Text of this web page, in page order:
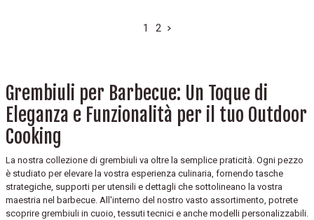
1 2
Grembiuli per Barbecue: Un Toque di
Eleganza e Funzionalità per il tuo Outdoor
Cooking
La nostra collezione di grembiuli va oltre la semplice praticità. Ogni pezzo
è studiato per elevare la vostra esperienza culinaria, fornendo tasche
strategiche, supporti per utensili e dettagli che sottolineano la vostra
maestria nel barbecue. All'interno del nostro vasto assortimento, potrete
scoprire grembiuli in cuoio, tessuti tecnici e anche modelli personalizzabili.